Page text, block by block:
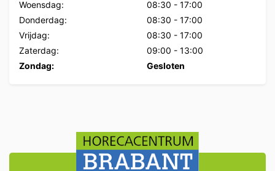
Woensdag:
08:30 - 17:00
Donderdag:
08:30 - 17:00
Vrijdag:
08:30 - 17:00
Zaterdag:
09:00 - 13:00
Zondag:
Gesloten